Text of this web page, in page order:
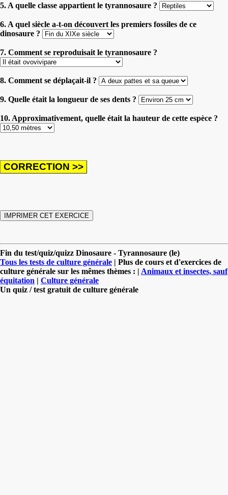
5. A quelle classe appartient le tyrannosaure ?
6. A quel siècle a-t-on découvert les premiers fossiles de ce
dinosaure ?
7. Comment se reproduisait le tyrannosaure ?
8. Comment se déplaçait-il ?
9. Quelle était la longueur de ses dents ?
10. Approximativement, quelle était la hauteur de cette espèce ?
Fin du test/quiz/quizz Dinosaure - Tyrannosaure (le)
Tous les tests de culture générale | Plus de cours et d'exercices de
culture générale sur les mêmes thèmes : | Animaux et insectes, sauf
équitation | Culture générale
Un quiz / test gratuit de culture générale